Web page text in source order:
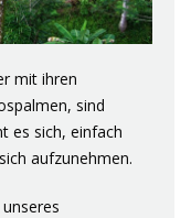
mit ihren
sind
es sich, einfach
aufzunehmen.